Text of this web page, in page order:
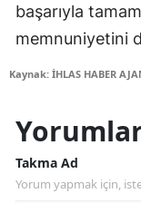
başarıyla
memnuniyetini
Kaynak: İHLAS HABER
Takma Ad
Yorum yapmak için,